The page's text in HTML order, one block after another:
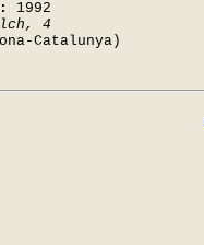
1992
4
Catalunya)